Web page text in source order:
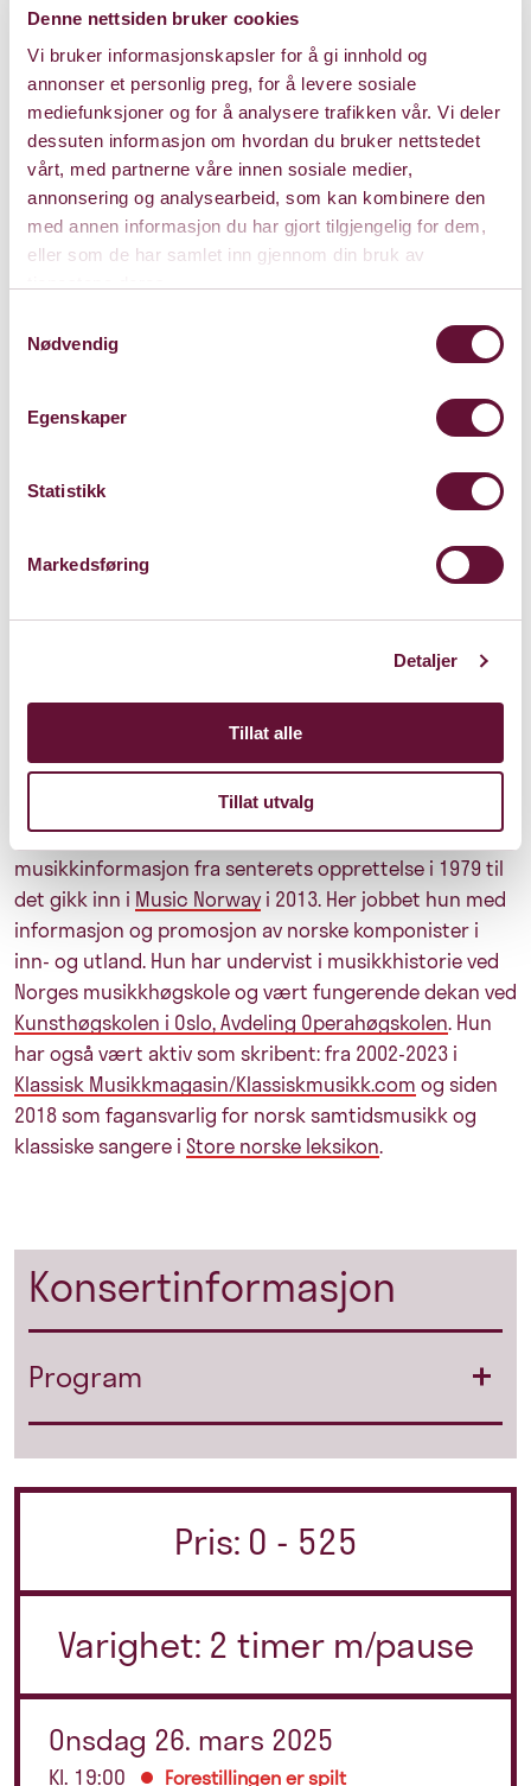
Denne nettsiden bruker cookies
Vi bruker informasjonskapsler for å gi innhold og
annonser et personlig preg, for å levere sosiale
mediefunksjoner og for å analysere trafikken vår. Vi deler
dessuten informasjon om hvordan du bruker nettstedet
vårt, med partnerne våre innen sosiale medier,
annonsering og analysearbeid, som kan kombinere den
med annen informasjon du har gjort tilgjengelig for dem,
eller som de har samlet inn gjennom din bruk av
Nødvendig
Egenskaper
Statistikk
Markedsføring
Detaljer
Tillat alle
Tillat utvalg
Det blir konsertintroduksjon på Foajéscenen kl. 18:00
ved Hilde Holbæk-Hanssen.
er utdannet musikkviter fra
Norges musikkhøgskole. Hun arbeidet i MIC Norsk
musikkinformasjon fra senterets opprettelse i 1979 til
det gikk inn i Music Norwayi 2013. Her jobbet hun med
informasjon og promosjon av norske komponister i
inn- og utland. Hun har undervist i musikkhistorie ved
Norges musikkhøgskole og vært fungerende dekan ved
Kunsthøgskolen i Oslo, Avdeling Operahøgskolen. Hun
har også vært aktiv som skribent: fra 2002-2023 i
Klassisk Musikkmagasin/Klassiskmusikk.com og siden
2018 som fagansvarlig for norsk samtidsmusikk og
klassiske sangere i Store norske leksikon.
Konsertinformasjon
Program
Pris: 0 - 525
Varighet: 2 timer m/pause
Onsdag 26. mars 2025
Kl. 19:00 Forestillingen er spilt